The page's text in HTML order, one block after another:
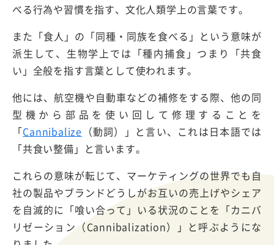
べる行為や習慣を指す、文化人類学上の言葉です。
また「食人」の「同種・同族を食べる」という意味が
派生して、生物学上では「種内捕食」つまり「共食
い」全般を指す言葉として使われます。
他には、航空機や自動車などの補修をする際、他の同
型機から部品を使い回して修理することを
「Cannibalize （動詞）」と言い、これは日本語では
「共食い整備」と言います。
これらの意味が転じて、マーケティングの世界でも自
社の製品やブランドどうしがお互いの売上げやシェア
を自滅的に「喰い合って」いる状況のことを「カニバ
リゼーション（Cannibalization）」と呼ぶようにな